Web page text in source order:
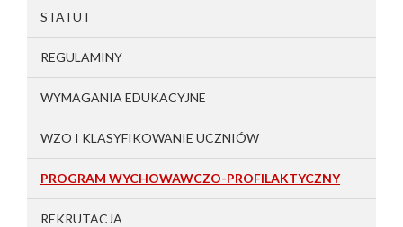
STATUT
REGULAMINY
WYMAGANIA EDUKACYJNE
WZO I KLASYFIKOWANIE UCZNIÓW
PROGRAM WYCHOWAWCZO-PROFILAKTYCZNY
REKRUTACJA